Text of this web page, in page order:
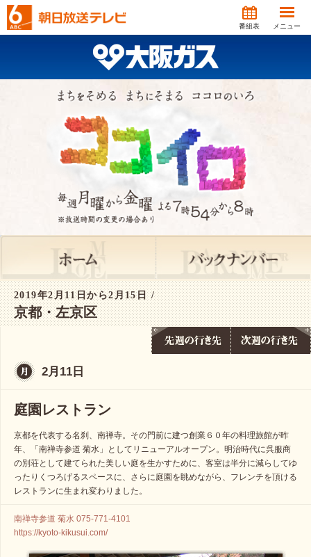
番組表 メニュー
2019年2月11日から2月15日 /
京都・左京区
2月11日
庭園レストラン
京都を代表する名刹、南禅寺。その門前に建つ創業６０年の料理旅館が昨
年、「南禅寺参道 菊水」としてリニューアルオープン。明治時代に呉服商
の別荘として建てられた美しい庭を生かすために、客室は半分に減らしてゆ
ったりくつろげるスペースに、さらに庭園を眺めながら、フレンチを頂ける
レストランに生まれ変わりました。
南禅寺参道 菊水 075-771-4101
https://kyoto-kikusui.com/